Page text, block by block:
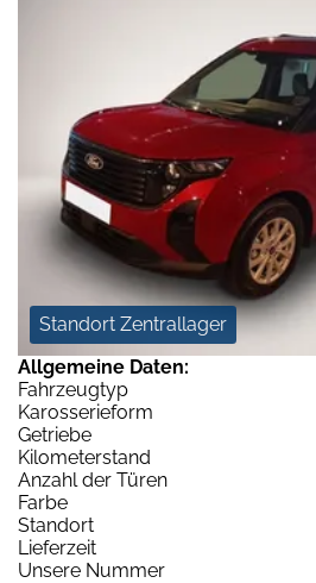
Standort Zentrallager
Allgemeine Daten:
Fahrzeugtyp
Karosserieform
Getriebe
Kilometerstand
Anzahl der Türen
Farbe
Standort
Lieferzeit
Unsere Nummer